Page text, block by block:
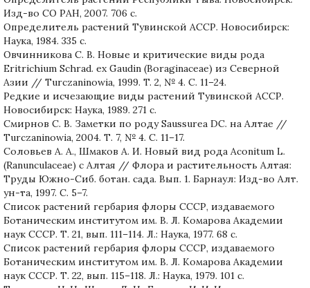
Изд-во СО РАН, 2007. 706 с.
Определитель растений Тувинской АССР. Новосибирск:
Наука, 1984. 335 c.
Овчинникова С. В. Новые и критические виды рода
Eritrichium Schrad. ex Gaudin (Boraginaceae) из Северной
Азии // Turczaninowia, 1999. T. 2, № 4. С. 11–24.
Редкие и исчезающие виды растений Тувинской АССР.
Новосибирск: Наука, 1989. 271 с.
Смирнов С. В. Заметки по роду Saussurea DC. на Алтае //
Turczaninowia, 2004. Т. 7, № 4. С. 11–17.
Соловьев А. А., Шмаков А. И. Новый вид рода Aconitum L.
(Ranunculaceae) с Алтая // Флора и растительность Алтая:
Труды Южно-Сиб. ботан. сада. Вып. 1. Барнаул: Изд-во Алт.
ун-та, 1997. С. 5–7.
Список растений гербария флоры СССР, издаваемого
Ботаническим институтом им. В. Л. Комарова Академии
наук СССР. Т. 21, вып. 111–114. Л.: Наука, 1977. 68 с.
Список растений гербария флоры СССР, издаваемого
Ботаническим институтом им. В. Л. Комарова Академии
наук СССР. Т. 22, вып. 115–118. Л.: Наука, 1979. 101 с.